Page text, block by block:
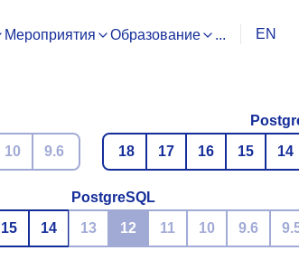
Мероприятия Образование ... EN
10 9.6
18
17 16 15 14
PostgreSQL
15 14 13 12 11 10 9.6